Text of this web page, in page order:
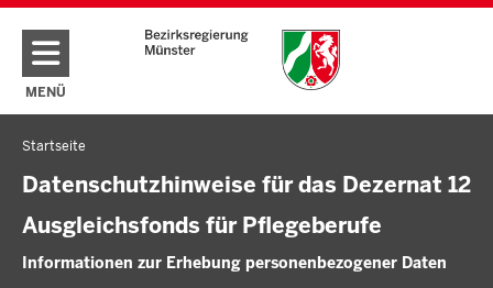
Direkt zum Inhalt
MENÜ
NAVIGATION AKTIVIEREN/DEAKTIVIEREN: HAUPTMENÜ
Sie
befinden
hier
Startseite
Datenschutzhinweise für das Dezernat 12
Ausgleichsfonds für Pflegeberufe
Informationen zur Erhebung personenbezogener Daten